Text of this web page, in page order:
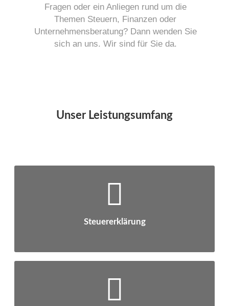
Fragen oder ein Anliegen rund um die
Themen Steuern, Finanzen oder
Unternehmensberatung? Dann wenden Sie
sich an uns. Wir sind für Sie da.
Unser Leistungsumfang
Steuererklärung
STEUERSACHEN - EINE KERNAUFGABE, DIE WIR
PROFITIEREN SIE VON UNSERER LANGJÄHRIGEN